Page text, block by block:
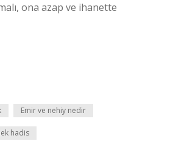
ona azap ve ihanette
Emir ve nehiy nedir
hadis